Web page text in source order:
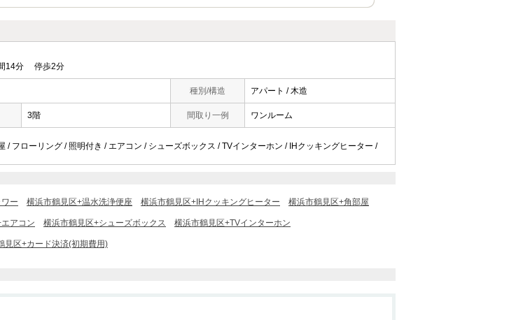
14分 停歩2分
種別/構造 アパート / 木造
3階 間取り一例 ワンルーム
/ フローリング / 照明付き / エアコン / シューズボックス / TVインターホン / IHクッキングヒーター /
ー 横浜市鶴見区+温水洗浄便座 横浜市鶴見区+IHクッキングヒーター 横浜市鶴見区+角部屋
アコン 横浜市鶴見区+シューズボックス 横浜市鶴見区+TVインターホン
見区+カード決済(初期費用)